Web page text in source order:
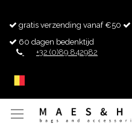
gratis verzending vanaf €50
60 dagen bedenktijd
+32 (0)89 842982
Toggle